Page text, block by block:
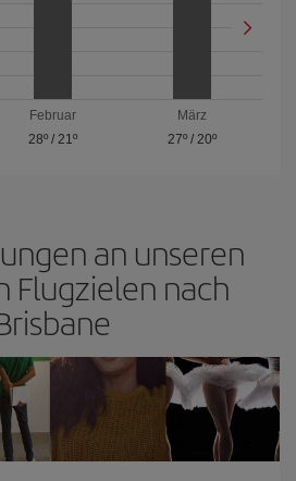
Februar
28º/ 21º
März
27º / 20º
an unseren
Flugzielen nach